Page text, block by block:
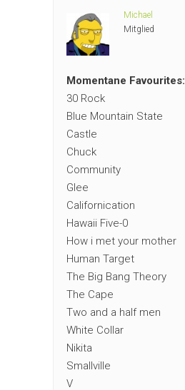
Michael
Mitglied
Momentane Favourites:
30 Rock
Blue Mountain State
Castle
Chuck
Community
Glee
Californication
Hawaii Five-0
How i met your mother
Human Target
The Big Bang Theory
The Cape
Two and a half men
White Collar
Nikita
Smallville
V